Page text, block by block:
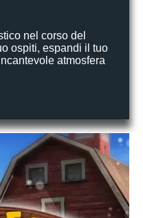
nel corso del
ospiti, espandi il tuo
atmosfera